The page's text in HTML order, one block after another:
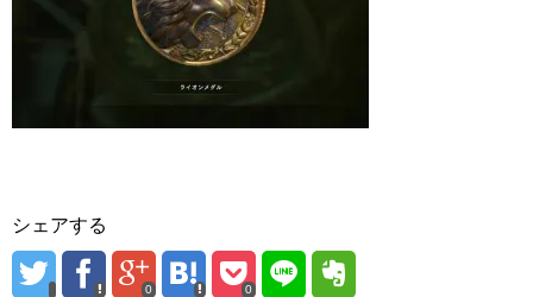
シェアする
0 0